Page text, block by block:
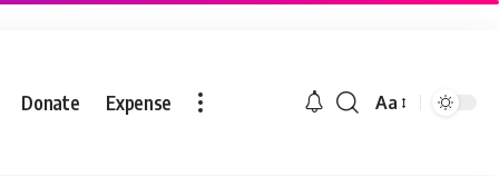
Donate Expense Aa